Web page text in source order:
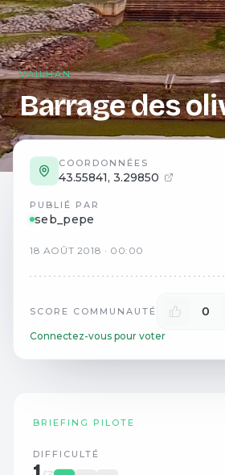
VAILHAN
Barrage des
COORDONNÉES
43.55841, 3.29850
PUBLIÉ PAR
seb_pepe
18 AOÛT 2018 · 00:00
SCORE COMMUNAUTÉ 0
Connectez-vous pour voter
BRIEFING PILOTE
DIFFICULTÉ